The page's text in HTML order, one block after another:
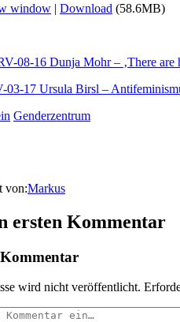
window | Download (58.6MB)
08-16 Dunja Mohr – ‚There
03-17 Ursula Birsl –
Genderzentrum
von:Markus
ersten Kommentar
wird nicht veröffentlicht.